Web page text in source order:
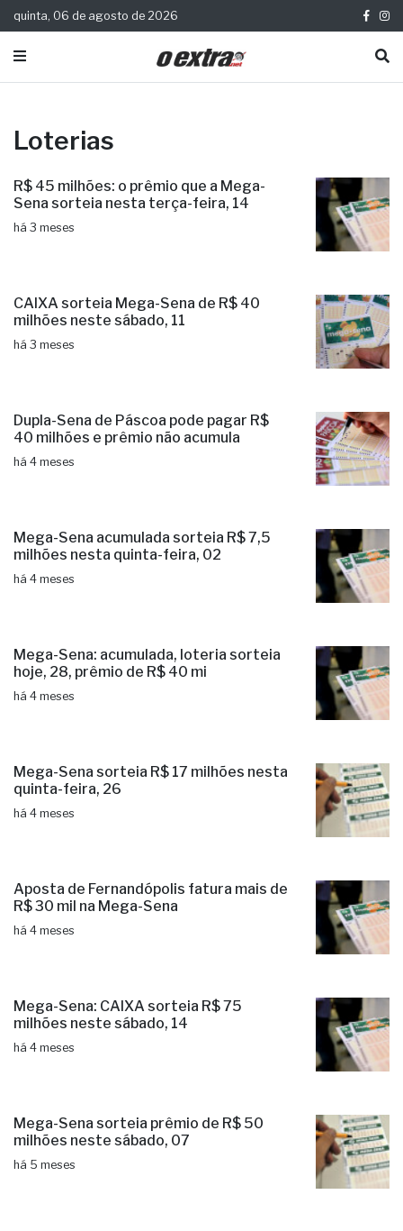
quinta, 06 de agosto de 2026
Loterias
R$ 45 milhões: o prêmio que a Mega-
Sena sorteia nesta terça-feira, 14
há 3 meses
CAIXA sorteia Mega-Sena de R$ 40
milhões neste sábado, 11
há 3 meses
Dupla-Sena de Páscoa pode pagar R$
40 milhões e prêmio não acumula
há 4 meses
Mega-Sena acumulada sorteia R$ 7,5
milhões nesta quinta-feira, 02
há 4 meses
Mega-Sena: acumulada, loteria sorteia
hoje, 28, prêmio de R$ 40 mi
há 4 meses
Mega-Sena sorteia R$ 17 milhões nesta
quinta-feira, 26
há 4 meses
Aposta de Fernandópolis fatura mais de
R$ 30 mil na Mega-Sena
há 4 meses
Mega-Sena: CAIXA sorteia R$ 75
milhões neste sábado, 14
há 4 meses
Mega-Sena sorteia prêmio de R$ 50
milhões neste sábado, 07
há 5 meses